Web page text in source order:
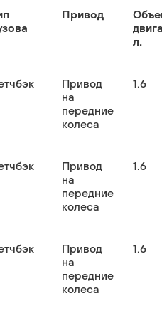
Привод
л.
Привод
на
передние
колеса
1.6
Привод
на
передние
колеса
1.6
Привод
на
передние
колеса
1.6